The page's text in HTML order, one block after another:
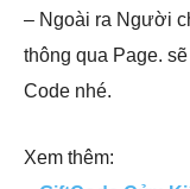
– Ngoài ra Người
thông qua Page.
Code nhé.
Xem thêm: